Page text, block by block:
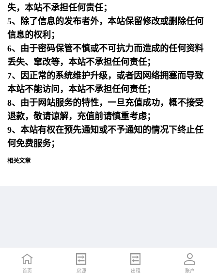
失，本站不承担任何责任；
5、除了信息的发布者外，本站保留修改或删除任何
信息的权利；
6、由于密码保管不慎或不可抗力而造成的任何资料
丢失、窜改等，本站不承担任何责任；
7、因正常的系统维护升级，或者因网络拥塞而导致
本站不能访问，本站不承担任何责任；
8、由于网站服务的特性，一旦充值成功，概不接受
退款，敬请谅解，充值前请慎重考虑；
9、本站有权在预先通知或不予通知的情况下终止任
何免费服务；
相关文章
首页 招聘 简历 账户
首页 房源 出租 账户